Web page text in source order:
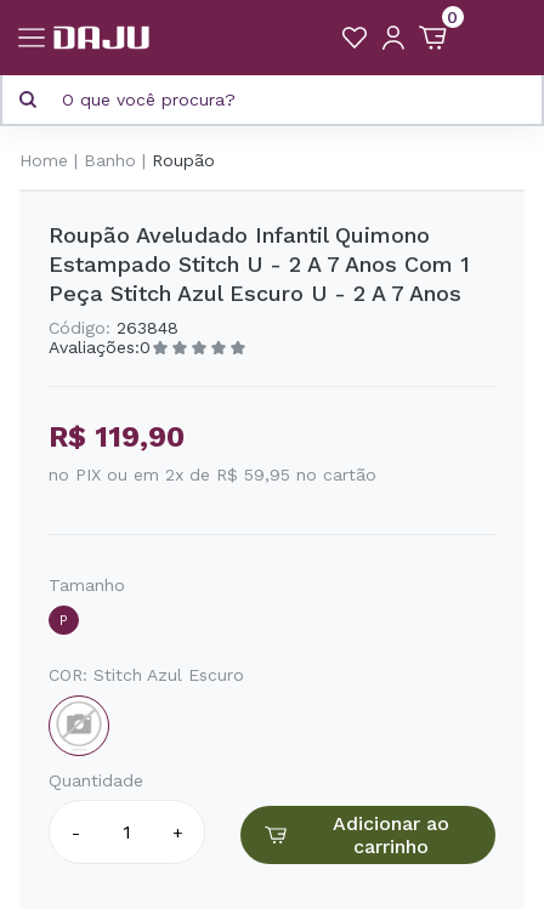
0
Home Banho Roupão
Roupão Aveludado Infantil Quimono
Estampado Stitch U - 2 A 7 Anos Com 1
Peça Stitch Azul Escuro U - 2 A 7 Anos
Código: 263848
Avaliações:0
R$ 119,90
no PIX ou em 2x de R$ 59,95 no cartão
Tamanho
P
COR: Stitch Azul Escuro
Quantidade
- +
Adicionar ao
carrinho